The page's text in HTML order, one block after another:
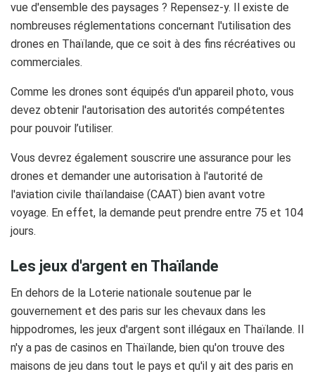
vue d'ensemble des paysages ? Repensez-y. Il existe de
nombreuses réglementations concernant l'utilisation des
drones en Thaïlande, que ce soit à des fins récréatives ou
commerciales.
Comme les drones sont équipés d'un appareil photo, vous
devez obtenir l'autorisation des autorités compétentes
pour pouvoir l’utiliser.
Vous devrez également souscrire une assurance pour les
drones et demander une autorisation à l'autorité de
l'aviation civile thaïlandaise (CAAT) bien avant votre
voyage. En effet, la demande peut prendre entre 75 et 104
jours.
Les jeux d'argent en Thaïlande
En dehors de la Loterie nationale soutenue par le
gouvernement et des paris sur les chevaux dans les
hippodromes, les jeux d'argent sont illégaux en Thaïlande. Il
n'y a pas de casinos en Thaïlande, bien qu'on trouve des
maisons de jeu dans tout le pays et qu'il y ait des paris en